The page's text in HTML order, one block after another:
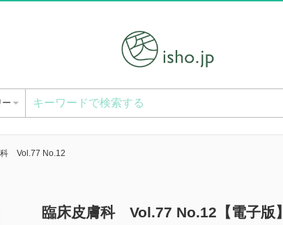
ー
科 Vol.77 No.12
臨床皮膚科 Vol.77 No.12【電子版】